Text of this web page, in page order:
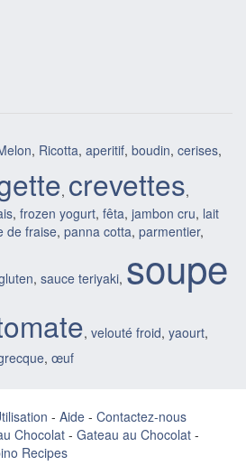
, Ricotta, aperitif, boudin, cerises,
, crevettes,
, frozen yogurt, fêta, jambon cru, lait
de fraise, panna cotta, parmentier,
, sauce teriyaki, soupe
, velouté froid, yaourt,
, œuf
- Aide - Contactez-nous
Chocolat- Gateau au Chocolat -
Recipes